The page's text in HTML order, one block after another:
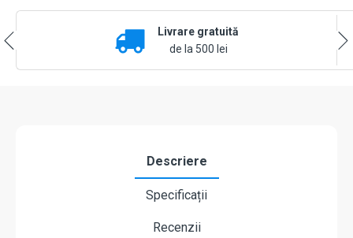
Livrare gratuită
de la 500 lei
Descriere
Specificații
Recenzii